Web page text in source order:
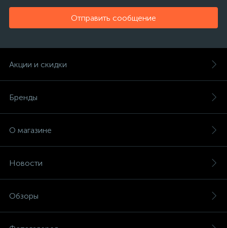
Отправить сообщение
Акции и скидки
Бренды
О магазине
Новости
Обзоры